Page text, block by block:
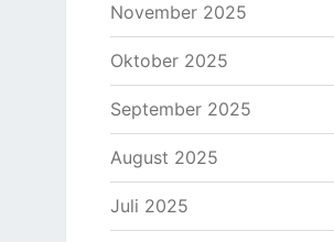
November 2025
Oktober 2025
September 2025
August 2025
Juli 2025